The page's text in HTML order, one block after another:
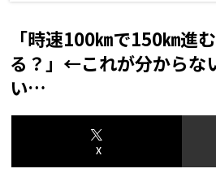
「時速100㎞で150㎞進
る？」←これが分からな
い…
X